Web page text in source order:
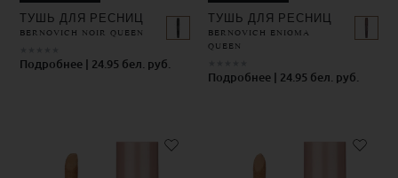
ТУШЬ ДЛЯ РЕСНИЦ
BERNOVICH NOIR QUEEN
Подробнее | 24.95 бел. руб.
ТУШЬ ДЛЯ РЕСНИЦ
BERNOVICH ENIGMA
QUEEN
Подробнее | 24.95 бел. руб.